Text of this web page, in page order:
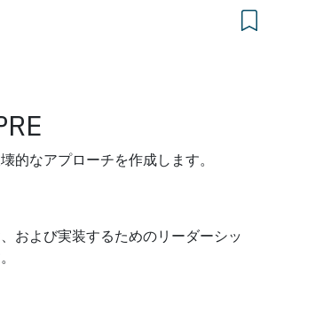
的なアプローチを作成します。
および実装するためのリーダーシッ